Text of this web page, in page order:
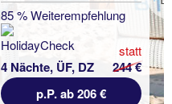
85 % Weiterempfehlung
4 Nächte, ÜF, DZ
statt
244 €
p.P. ab 206 €